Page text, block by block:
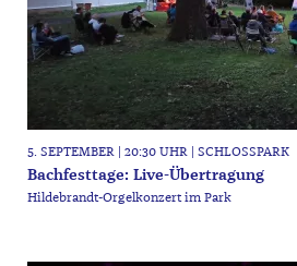
5. SEPTEMBER | 20:30 UHR | SCHLOSSPARK
Bachfesttage: Live-Übertragung
Hildebrandt-Orgelkonzert im Park